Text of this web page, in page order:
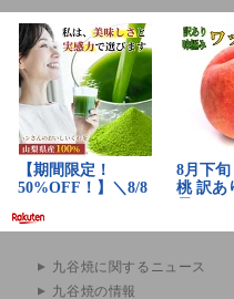
九谷焼に関するニュース
九谷焼の情報